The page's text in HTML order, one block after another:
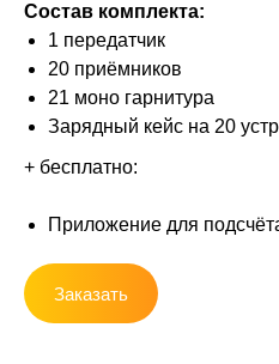
Состав комплекта:
1 передатчик
20 приёмников
21 моно гарнитура
Зарядный кейс на 20
+ бесплатно:
Приложение для
Заказать